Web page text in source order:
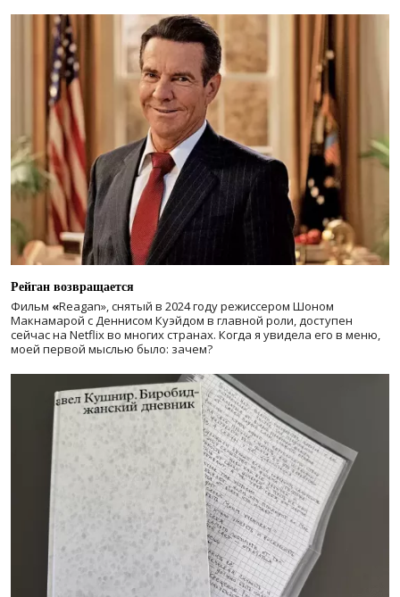
Рейган возвращается
Фильм «Reagan», снятый в 2024 годурежиссером Шоном
Макнамарой с Деннисом Куэйдом в главной роли, доступен
сейчас на Netflix во многих странах. Когда я увидела его в меню,
моей первой мыслью было: зачем?